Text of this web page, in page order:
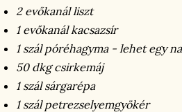
2 evőkanál liszt
1 evőkanál kacsazsír
1 szál póréhagyma - lehet egy
50 dkg csirkemáj
1 szál sárgarépa
1 szál petrezselyemgyökér